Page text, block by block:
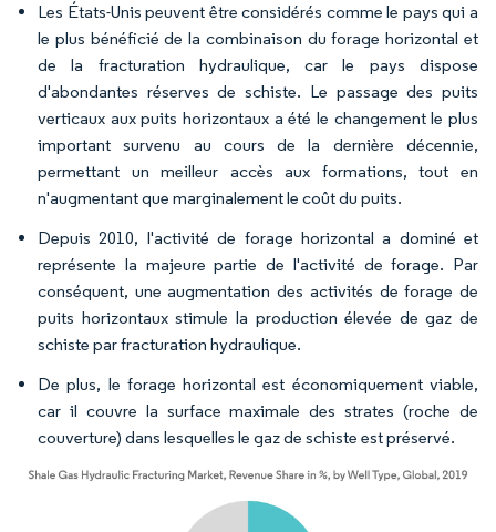
Les États-Unis peuvent être considérés comme le pays qui a
le plus bénéficié de la combinaison du forage horizontal et
de la fracturation hydraulique, car le pays dispose
d'abondantes réserves de schiste. Le passage des puits
verticaux aux puits horizontaux a été le changement le plus
important survenu au cours de la dernière décennie,
permettant un meilleur accès aux formations, tout en
n'augmentant que marginalement le coût du puits.
Depuis 2010, l'activité de forage horizontal a dominé et
représente la majeure partie de l'activité de forage. Par
conséquent, une augmentation des activités de forage de
puits horizontaux stimule la production élevée de gaz de
schiste par fracturation hydraulique.
De plus, le forage horizontal est économiquement viable,
car il couvre la surface maximale des strates (roche de
couverture) dans lesquelles le gaz de schiste est préservé.